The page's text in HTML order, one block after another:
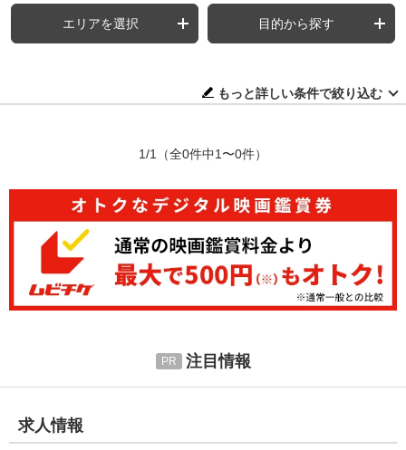
エリアを選択 目的から探す
もっと詳しい条件で絞り込む
1/1 （全0件中1〜0件）
注目情報
求人情報